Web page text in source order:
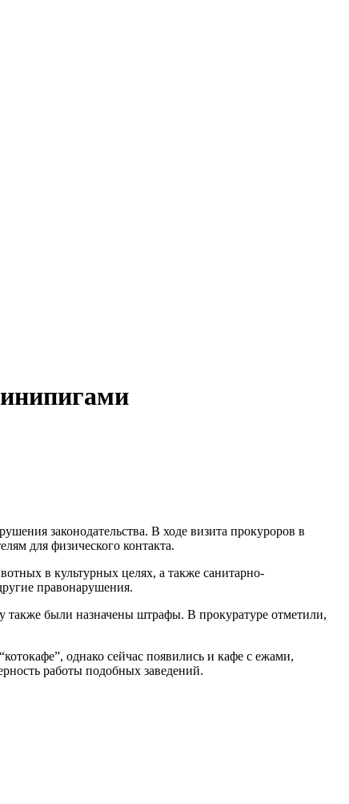
законодательства. В ходе визита прокуроров в
для физического контакта.
в культурных целях, а также санитарно-
правонарушения.
также были назначены штрафы. В прокуратуре отметили,
однако сейчас появились и кафе с ежами,
работы подобных заведений.